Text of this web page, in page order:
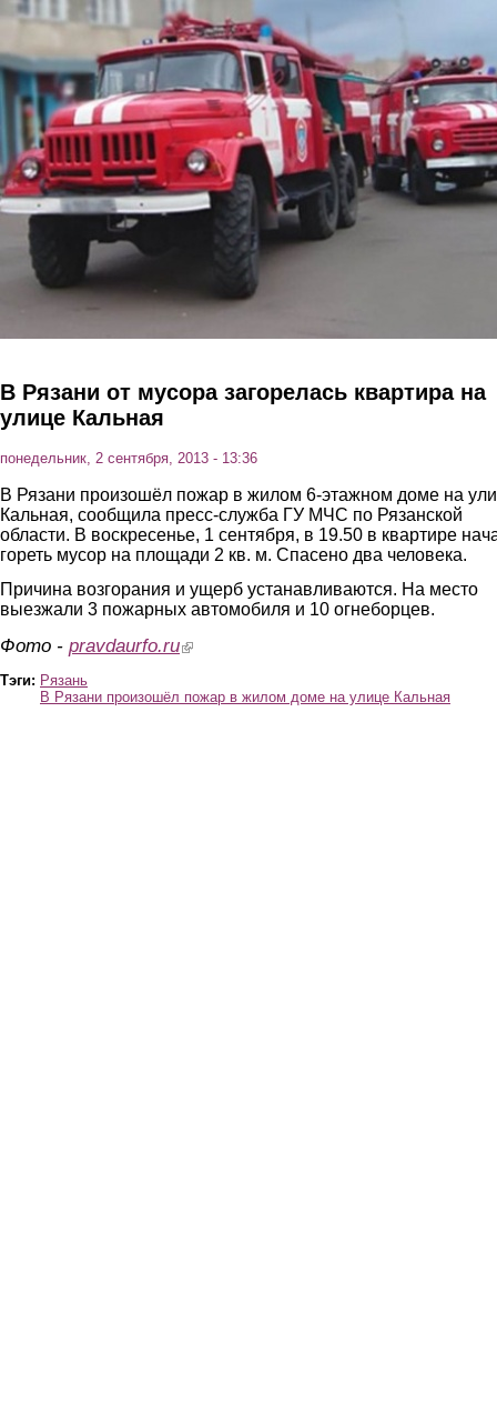
Перейти к основному содержанию
В Рязани от мусора загорелась квартира на
улице Кальная
понедельник, 2 сентября, 2013 - 13:36
В Рязани произошёл пожар в жилом 6-этажном доме на
Кальная, сообщила пресс-служба ГУ МЧС по Рязанской
области. В воскресенье, 1 сентября, в 19.50 в квартире
гореть мусор на площади 2 кв. м. Спасено два человека.
Причина возгорания и ущерб устанавливаются. На место
выезжали 3 пожарных автомобиля и 10 огнеборцев.
Фото - pravdaurfo.ru(link is external)
Тэги: Рязань
В Рязани произошёл пожар в жилом доме на улице Кальная